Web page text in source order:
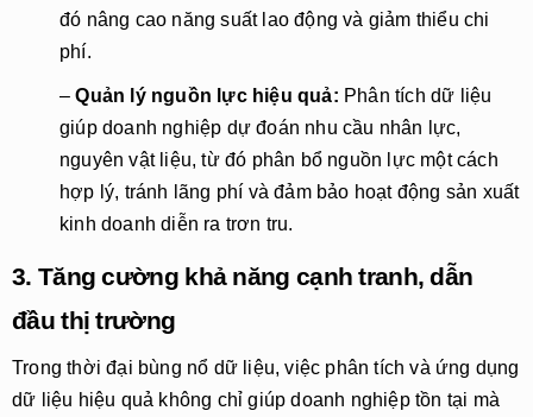
đó nâng cao năng suất lao động và giảm thiểu chi
phí.
–Quản lý nguồn lực hiệu quả: Phân tích dữ liệu
giúp doanh nghiệp dự đoán nhu cầu nhân lực,
nguyên vật liệu, từ đó phân bổ nguồn lực một cách
hợp lý, tránh lãng phí và đảm bảo hoạt động sản xuất
kinh doanh diễn ra trơn tru.
3. Tăng cường khả năng cạnh tranh, dẫn
đầu thị trường
Trong thời đại bùng nổ dữ liệu, việc phân tích và ứng dụng
dữ liệu hiệu quả không chỉ giúp doanh nghiệp tồn tại mà